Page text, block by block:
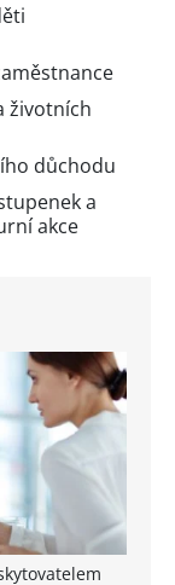
životních
důchodu
a
akce